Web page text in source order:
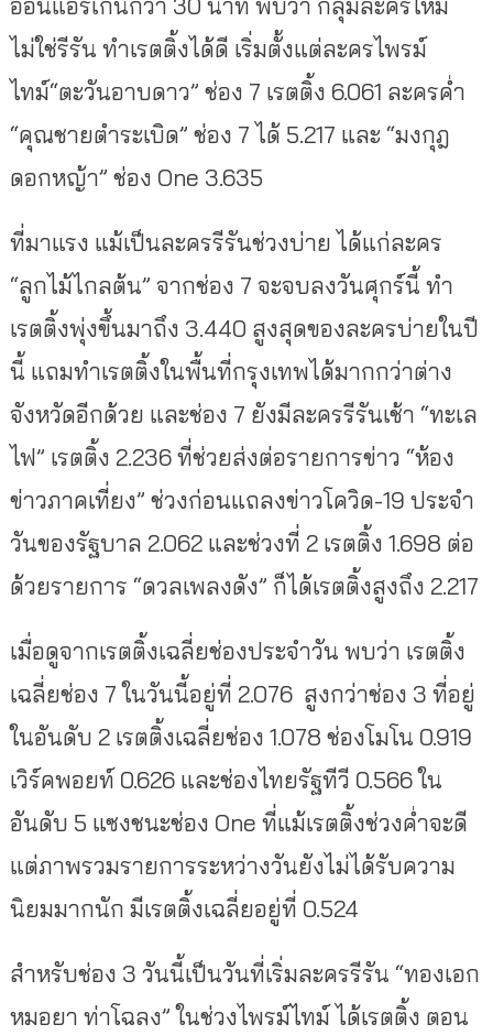
ออนแอร์เกินกว่า 30 นาที พบว่า กลุ่มละครใหม่
ไม่ใช่รีรัน ทำเรตติ้งได้ดี เริ่มตั้งแต่ละครไพรม์
ไทม์“ตะวันอาบดาว” ช่อง 7 เรตติ้ง 6.061 ละครค่ำ
“คุณชายตำระเบิด” ช่อง 7 ได้ 5.217 และ “มงกุฎ
ดอกหญ้า” ช่อง One 3.635
ที่มาแรง แม้เป็นละครรีรันช่วงบ่าย ได้แก่ละคร
“ลูกไม้ไกลต้น” จากช่อง 7 จะจบลงวันศุกร์นี้ ทำ
เรตติ้งพุ่งขึ้นมาถึง 3.440 สูงสุดของละครบ่ายในปี
นี้ แถมทำเรตติ้งในพื้นที่กรุงเทพได้มากกว่าต่าง
จังหวัดอีกด้วย และช่อง 7 ยังมีละครรีรันเช้า “ทะเล
ไฟ” เรตติ้ง 2.236 ที่ช่วยส่งต่อรายการข่าว “ห้อง
ข่าวภาคเที่ยง” ช่วงก่อนแถลงข่าวโควิด-19 ประจำ
วันของรัฐบาล 2.062 และช่วงที่ 2 เรตติ้ง 1.698 ต่อ
ด้วยรายการ “ดวลเพลงดัง” ก็ได้เรตติ้งสูงถึง 2.217
เมื่อดูจากเรตติ้งเฉลี่ยช่องประจำวัน พบว่า เรตติ้ง
เฉลี่ยช่อง 7 ในวันนี้อยู่ที่ 2.076 สูงกว่าช่อง 3 ที่อยู่
ในอันดับ 2 เรตติ้งเฉลี่ยช่อง 1.078 ช่องโมโน 0.919
เวิร์คพอยท์ 0.626 และช่องไทยรัฐทีวี 0.566 ใน
อันดับ 5 แซงชนะช่อง One ที่แม้เรตติ้งช่วงค่ำจะดี
แต่ภาพรวมรายการระหว่างวันยังไม่ได้รับความ
นิยมมากนัก มีเรตติ้งเฉลี่ยอยู่ที่ 0.524
สำหรับช่อง 3 วันนี้เป็นวันที่เริ่มละครรีรัน “ทองเอก
หมอยา ท่าโฉลง” ในช่วงไพรม์ไทม์ ได้เรตติ้ง ตอน